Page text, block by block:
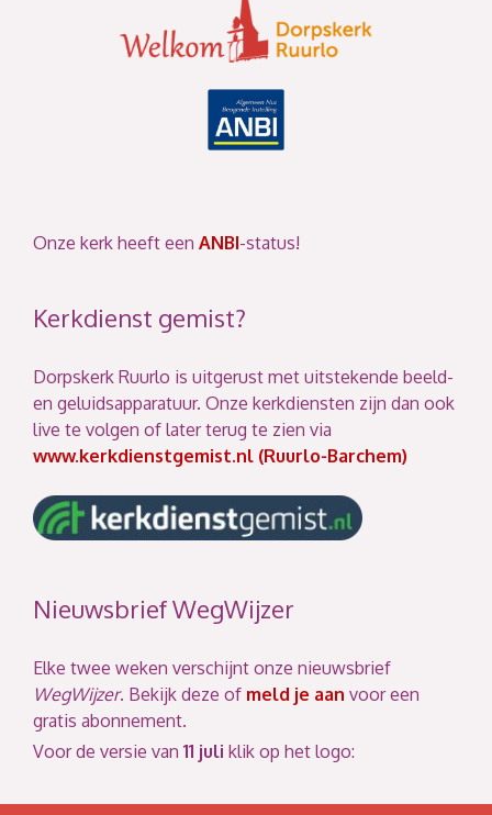
Onze kerk heeft een ANBI-status!
Kerkdienst gemist?
Dorpskerk Ruurlo is uitgerust met uitstekende beeld-
en geluidsapparatuur. Onze kerkdiensten zijn dan ook
live te volgen of later terug te zien via
www.kerkdienstgemist.nl (Ruurlo-Barchem)
Nieuwsbrief WegWijzer
Elke twee weken verschijnt onze nieuwsbrief
WegWijzer. Bekijk deze of meld je aan voor een
gratis abonnement.
Voor de versie van 11 juli klik op het logo: